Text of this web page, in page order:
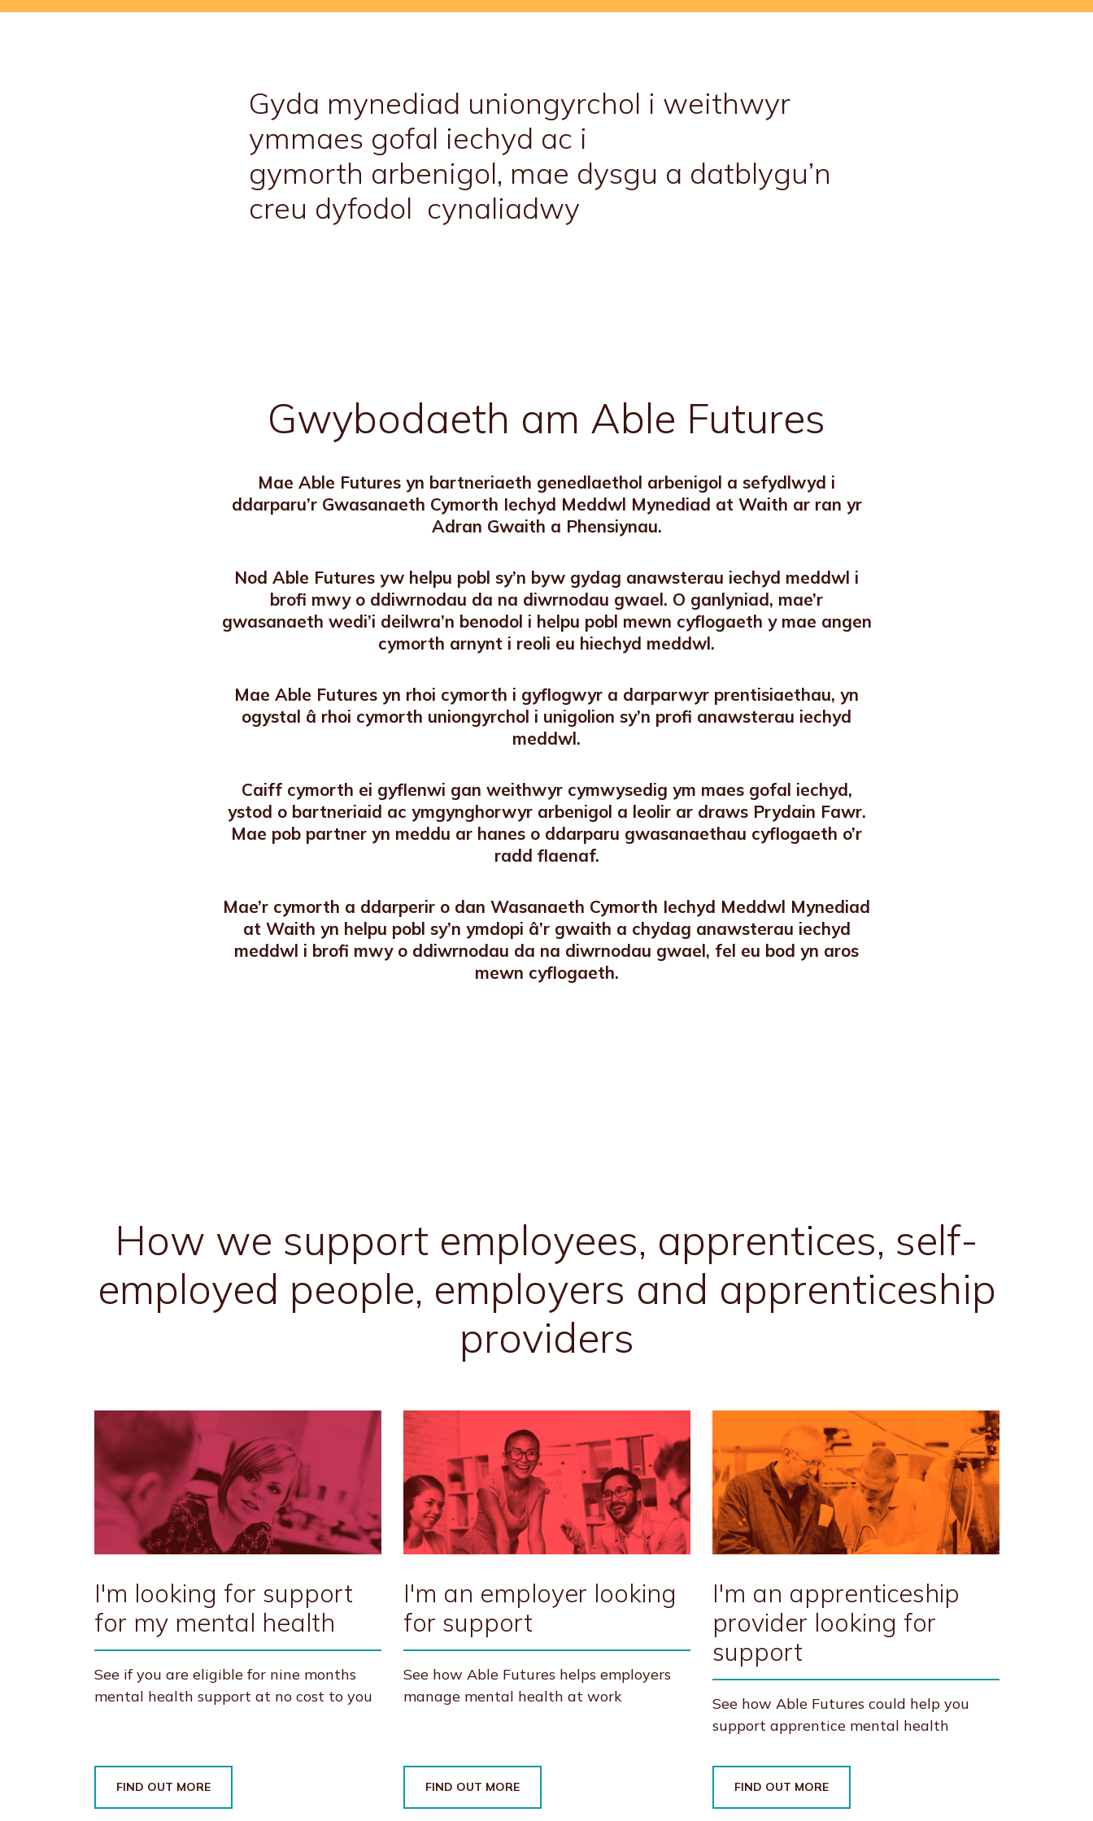
Gyda mynediad uniongyrchol i weithwyr
ymmaes gofal iechyd ac i
gymorth arbenigol, mae dysgu a datblygu’n
creu dyfodol cynaliadwy
Gwybodaeth am Able Futures
Mae Able Futures yn bartneriaeth genedlaethol arbenigol a sefydlwyd i
ddarparu’r Gwasanaeth Cymorth Iechyd Meddwl Mynediad at Waith ar ran yr
Adran Gwaith a Phensiynau.
Nod Able Futures yw helpu pobl sy’n byw gydag anawsterau iechyd meddwl i
brofi mwy o ddiwrnodau da na diwrnodau gwael. O ganlyniad, mae’r
gwasanaeth wedi’i deilwra’n benodol i helpu pobl mewn cyflogaeth y mae angen
cymorth arnynt i reoli eu hiechyd meddwl.
Mae Able Futures yn rhoi cymorth i gyflogwyr a darparwyr prentisiaethau, yn
ogystal â rhoi cymorth uniongyrchol i unigolion sy’n profi anawsterau iechyd
meddwl.
Caiff cymorth ei gyflenwi gan weithwyr cymwysedig ym maes gofal iechyd,
ystod o bartneriaid ac ymgynghorwyr arbenigol a leolir ar draws Prydain Fawr.
Mae pob partner yn meddu ar hanes o ddarparu gwasanaethau cyflogaeth o’r
radd flaenaf.
Mae’r cymorth a ddarperir o dan Wasanaeth Cymorth Iechyd Meddwl Mynediad
at Waith yn helpu pobl sy’n ymdopi â’r gwaith a chydag anawsterau iechyd
meddwl i brofi mwy o ddiwrnodau da na diwrnodau gwael, fel eu bod yn aros
mewn cyflogaeth.
How we support employees, apprentices, self-
employed people, employers and apprenticeship
providers
I'm looking for support
for my mental health
See if you are eligible for nine months
mental health support at no cost to you
FIND OUT MORE
I'm an employer looking
for support
See how Able Futures helps employers
manage mental health at work
FIND OUT MORE
I'm an apprenticeship
provider looking for
support
See how Able Futures could help you
support apprentice mental health
FIND OUT MORE